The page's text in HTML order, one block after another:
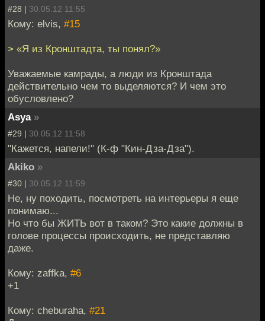
#28 | 30.05.12 11:55
Кому: elvis, #15
> «Я из Кронштадта, ты понял?»
Уважаемые камрады, а люди из Кронштада
действительно чем то выделяются? И чем это
обусловлено?
Asya »
#29 | 30.05.12 11:58
"Кажется, напели!" (К-ф "Кин-Дза-Дза").
Akiko »
#30 | 30.05.12 11:59
Не, ну походить, посмотреть на интерьеры я еще
понимаю...
Но что бы ЖИТЬ вот в таком? Это какие должны в
голове процессы происходить, не представляю
даже.
Кому: zaffka, #6
+1
Кому: cheburaha, #21